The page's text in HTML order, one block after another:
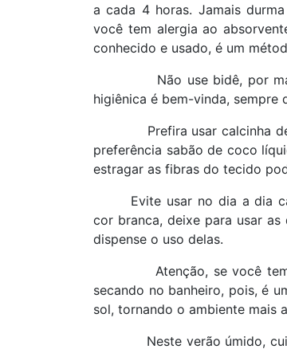
a cada 4 horas. Jamais
você tem alergia ao
conhecido e usado, é um
Não use bidê, por
higiênica é bem-vinda, sempre
Prefira usar calcinha
preferência sabão de coco
estragar as fibras do tecido
Evite usar no dia a dia
cor branca, deixe para usar
dispense o uso delas.
Atenção, se você
secando no banheiro, pois, é
sol, tornando o ambiente mais
Neste verão úmido,